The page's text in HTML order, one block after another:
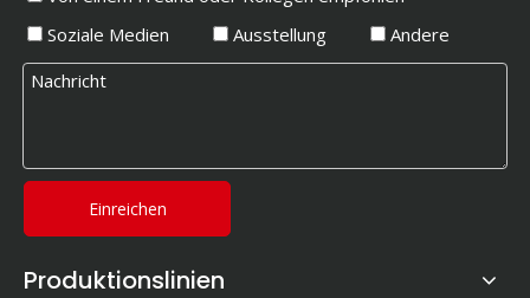
Soziale Medien
Ausstellung Andere
Einreichen
Produktionslinien